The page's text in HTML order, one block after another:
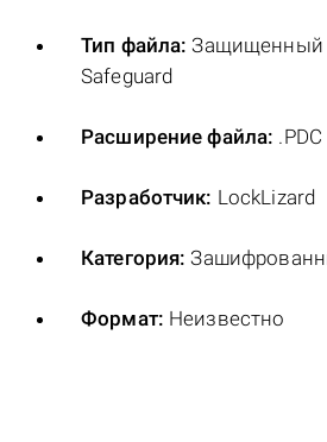
Тип файла: Защищенный
Safeguard
Расширение файла: .PDC
Разработчик: LockLizard
Категория:
Формат: Неизвестно